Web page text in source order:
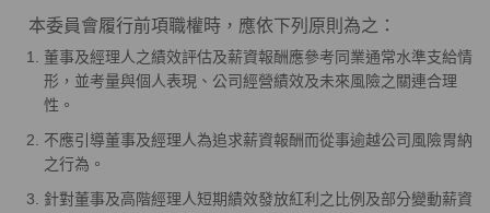
本委員會履行前項職權時，應依下列原則為之：
董事及經理人之績效評估及薪資報酬應參考同業通常水準支給情
形，並考量與個人表現、公司經營績效及未來風險之關連合理
性。
不應引導董事及經理人為追求薪資報酬而從事逾越公司風險胃納
之行為。
針對董事及高階經理人短期績效發放紅利之比例及部分變動薪資